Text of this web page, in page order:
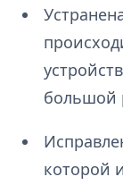
большой
которой